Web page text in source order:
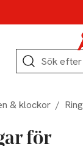
Sök
& klockor /
för